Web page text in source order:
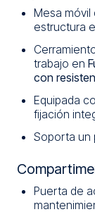
Mesa móvil
estructura
trabajo en
con
Equipada
fijación
Soporta un
Puerta de